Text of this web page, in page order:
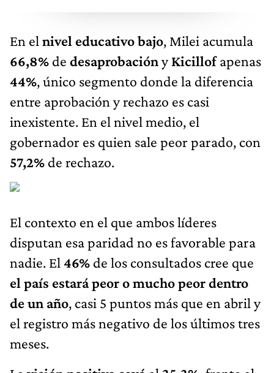
En el nivel educativo bajo, Milei acumula
66,8% de desaprobaciónyKicillofapenas
44%, único segmento donde la diferencia
entre aprobación y rechazo es casi
inexistente. En el nivel medio, el
gobernador es quien sale peor parado, con
57,2% de rechazo.
El contexto en el que ambos líderes
disputan esa paridad no es favorable para
nadie. El 46% de los consultados cree que
el país estará peor o mucho peor dentro
de un año, casi 5 puntos más que en abril y
el registro más negativo de los últimos tres
meses.